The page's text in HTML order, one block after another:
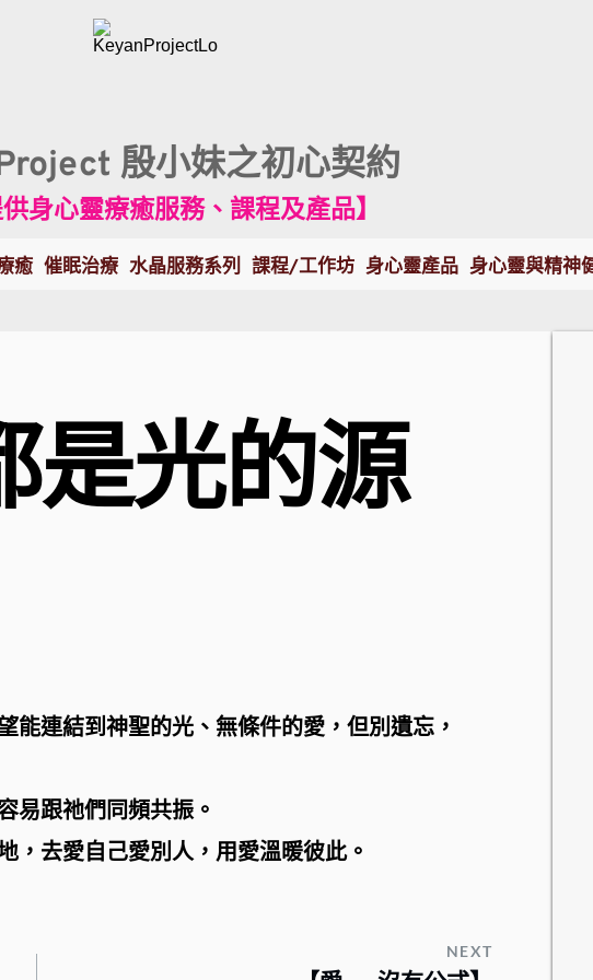
殷小妹之初心契約
供身心靈療癒服務、課程及產品】
癒 催眠治療 水晶服務系列 課程/工作坊 身心靈產品 身心靈與精神
是光的源
連結到神聖的光、無條件的愛，但別遺忘，
易跟祂們同頻共振。
，去愛自己愛別人，用愛溫暖彼此。
NEXT